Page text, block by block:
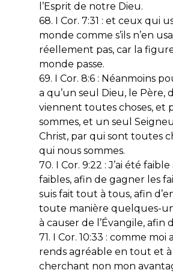
l’Esprit de notre Dieu.
68. I Cor. 7:31 : et ceux qui
monde comme s’ils n’en
réellement pas, car la
monde passe.
69. I Cor. 8:6 : Néanmoins
a qu’un seul Dieu, le Père,
viennent toutes choses, et
sommes, et un seul
Christ, par qui sont toutes
qui nous sommes.
70. I Cor. 9:22 : J’ai été
faibles, afin de gagner les
suis fait tout à tous, afin
toute manière quelques-
à causer de l’Évangile, afin
71. I Cor. 10:33 : comme moi
rends agréable en tout et
cherchant non mon